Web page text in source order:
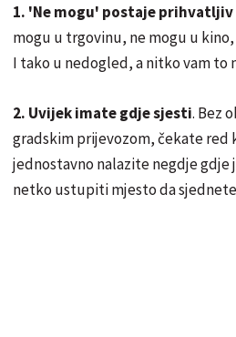
1. 'Ne mogu' postaje prihvatljiv
mogu u trgovinu, ne mogu u
I tako u nedogled, a nitko vam to
2. Uvijek imate gdje sjesti. Bez
gradskim prijevozom, čekate red
jednostavno nalazite negdje gdje
netko ustupiti mjesto da